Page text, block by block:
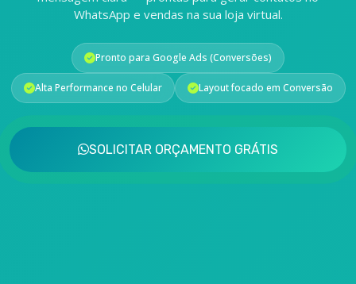
WhatsApp e vendas na sua loja virtual.
Pronto para Google Ads (Conversões)
Alta Performance no Celular Layout focado em Conversão
SOLICITAR ORÇAMENTO GRÁTIS